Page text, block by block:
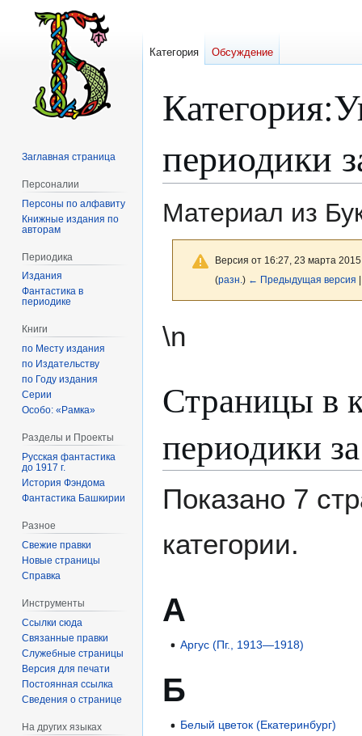
Категория:
периодики
Материал из
Версия от 16:27, 23 марта
(разн. ) ← Предыдущая версия
кк
\n
Страницы в
периодики
Показано 7
категории.
А
Аргус (Пг., 1913—1918)
Б
Белый цветок (Екатеринбург)
Категория Обсуждение
Заглавная страница
Персоналии
Персоны по алфавиту
Книжные издания по
авторам
Периодика
Издания
Фантастика в
периодике
Книги
по Месту издания
по Издательству
по Году издания
Серии
Особо: «Рамка»
Разделы и Проекты
Русская фантастика
до 1917 г.
История Фэндома
Фантастика Башкирии
Разное
Свежие правки
Новые страницы
Справка
Инструменты
Ссылки сюда
Связанные правки
Служебные страницы
Версия для печати
Постоянная ссылка
Сведения о странице
На других языках